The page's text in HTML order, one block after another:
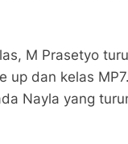
M Prasetyo
dan kelas
Nayla yang